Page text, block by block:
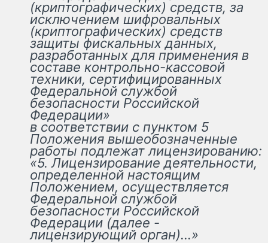
(криптографических) средств, за
исключением шифровальных
(криптографических) средств
защиты фискальных данных,
разработанных для применения в
составе контрольно-кассовой
техники, сертифицированных
Федеральной службой
безопасности Российской
Федерации»
в соответствии с пунктом 5
Положения вышеобозначенные
работы подлежат лицензированию:
«5. Лицензирование деятельности,
определенной настоящим
Положением, осуществляется
Федеральной службой
безопасности Российской
Федерации (далее -
лицензирующий орган)…»